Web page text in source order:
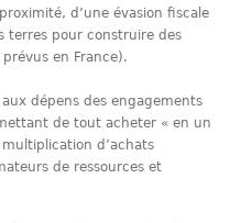
d’une évasion fiscale
terres pour construire des
en France).
dépens des engagements
de tout acheter « en un
d’achats
de ressources et